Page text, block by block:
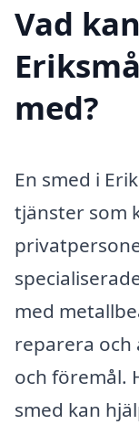
Vad
med?
En smed i
tjänster som
med
reparera och
och föremål.
smed kan